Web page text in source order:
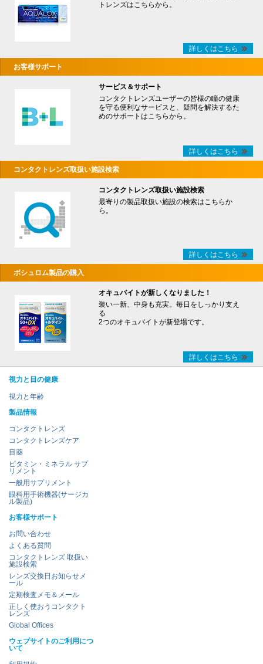
トレンズはこちらから。
詳しくはこちら
お客様サポート
サービス＆サポート
コンタクトレンズユーザーの皆様の瞳の健康
を守る便利なサービスと、疑問を解決するた
めのサポートはこちらから。
詳しくはこちら
コンタクトレンズ取扱い施設検索
コンタクトレンズ取扱い施設検索
最寄りの製品取扱い施設の検索はこちらか
ら。
詳しくはこちら
ボシュロム製品の購入
オキュバイトが新しくなりました！
装い一新、中身も充実。毎日をしっかり支え
る
2つのオキュバイトが新登場です。
詳しくはこちら
視力と目の健康
視力と年齢
製品情報
コンタクトレンズ
コンタクトレンズケア
目薬
ビタミン・ミネラル サプ
リメント
一般用サプリメント
眼科用手術機器(サージカ
ル製品)
お客様サポート
お問い合わせ
よくある質問
コンタクトレンズ 取扱い
施設検索
レンズ交換日お知らせメ
ール
定期検査メモ＆メール
正しく使おうコンタクト
レンズ
Global Offices
ウェブサイトのご利用につ
いて